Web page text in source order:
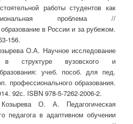
работы студентов как
проблема //
в России и за рубежом.
156.
О.А. Научное исследование
в структуре вузовского и
учеб. пособ. для пед.
профессионального образования.
92с. ISBN 978-5-7262-2006-2.
О. А. Педагогическая
педагога в адаптивном обучении